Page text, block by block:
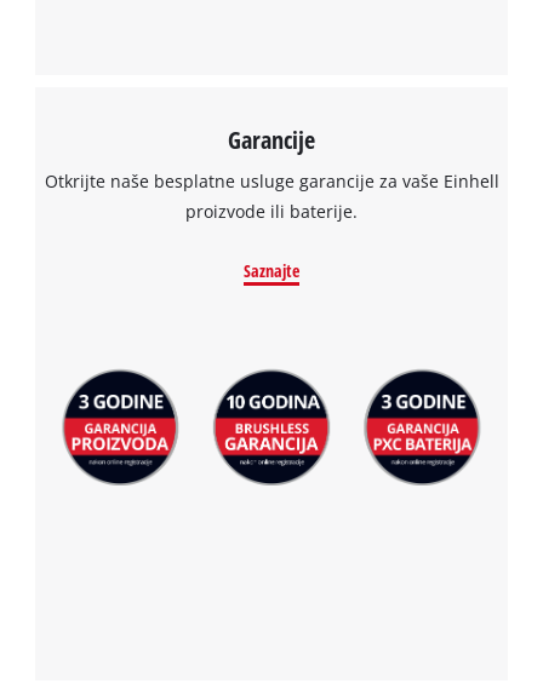
Garancije
Otkrijte naše besplatne usluge garancije za vaše Einhell
proizvode ili baterije.
Saznajte